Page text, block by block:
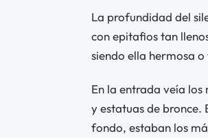
La profundidad del
con epitafios tan
siendo ella hermosa
En la entrada veía
y estatuas de bronce.
fondo, estaban los